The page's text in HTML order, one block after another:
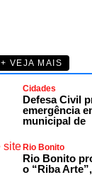
+ VEJA MAIS
Cidades
Defesa Civil
emergência
municipal de
Rio Bonito
Rio Bonito
o “Riba